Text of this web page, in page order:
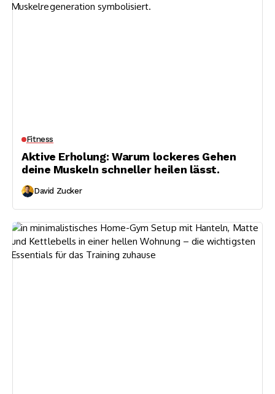
Fitness
Aktive Erholung: Warum lockeres Gehen
deine Muskeln schneller heilen lässt.
David Zucker